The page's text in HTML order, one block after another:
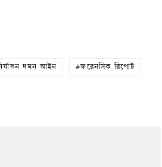
দমন আইন ফরেনসিক রিপোর্ট